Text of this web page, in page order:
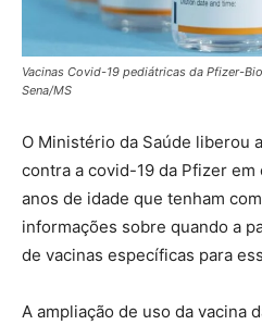
Vacinas Covid-19 pediátricas da Pfizer-
Sena/MS
O Ministério da Saúde liberou
contra a covid-19 da Pfizer em
anos de idade que tenham
informações sobre quando a
de vacinas específicas para
A ampliação de uso da vacina